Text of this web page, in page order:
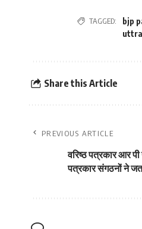
TAGGED: bjp
Share this Article
PREVIOUS ARTICLE
वरिष्ठ पत्रकार आर
पत्रकार संगठनों ने